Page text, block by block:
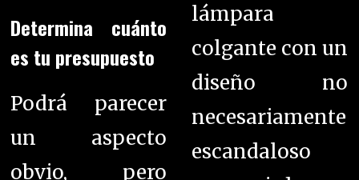
Determina cuánto
es tu presupuesto
Podrá parecer
un aspecto
obvio, pero
lámpara
colgante con un
diseño no
necesariamente
escandaloso